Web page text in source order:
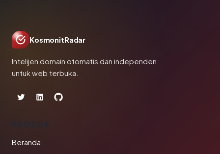
KosmonitRadar
Intelijen domain otomatis dan independen
untuk web terbuka.
PRODUK
Beranda